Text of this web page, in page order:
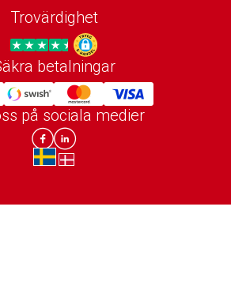
Trovärdighet
Trygg E-handel
betalningar
på sociala medier
Lomax DK Facebook
Lomax SE LinkIn
sv-SEda-DK